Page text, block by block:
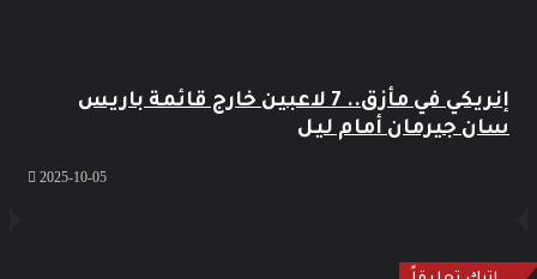
إنريكي في مأزق.. 7 لاعبين خارج قائمة باريس
سان جيرمان أمام ليل
2025-10-05